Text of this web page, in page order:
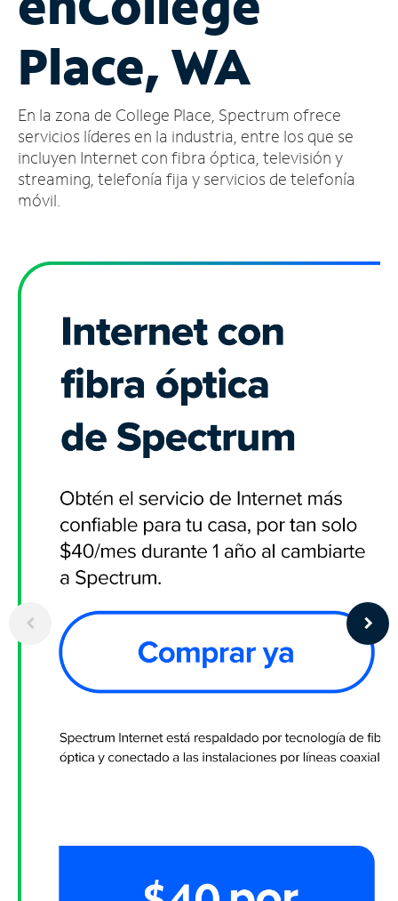
cuenta
Encuentra
tienda
Place, WA
En la zona de College Place, Spectrum ofrece
servicios líderes en la industria, entre los que se
incluyen Internet con fibra óptica, televisión y
streaming, telefonía fija y servicios de telefonía
móvil.